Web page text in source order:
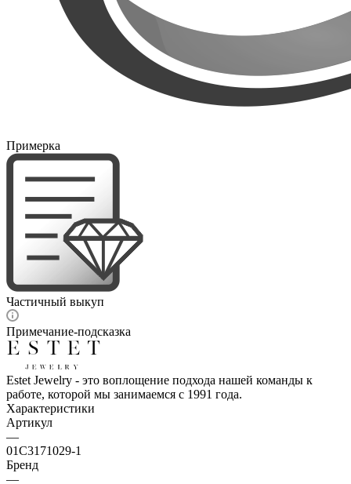
Примерка
Частичный выкуп
Примечание-подсказка
Estet Jewelry - это воплощение подхода нашей команды к
работе, которой мы занимаемся с 1991 года.
Характеристики
Артикул
—
01С3171029-1
Бренд
—